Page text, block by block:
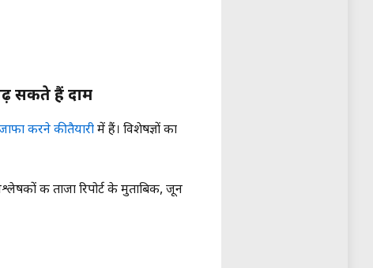
सकते हैं दाम
करने की तैयारीमें हैं। विशेषज्ञों का
की ताजा रिपोर्ट के मुताबिक, जून